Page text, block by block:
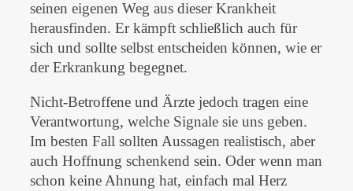
seinen eigenen Weg aus dieser Krankheit
herausfinden. Er kämpft schließlich auch für
sich und sollte selbst entscheiden können, wie er
der Erkrankung begegnet.
Nicht-Betroffene und Ärzte jedoch tragen eine
Verantwortung, welche Signale sie uns geben.
Im besten Fall sollten Aussagen realistisch, aber
auch Hoffnung schenkend sein. Oder wenn man
schon keine Ahnung hat, einfach mal Herz